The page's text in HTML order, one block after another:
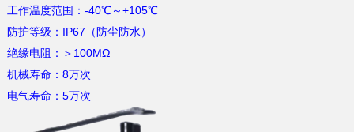
工作温度范围：-40℃～+105℃
防护等级：IP67（防尘防水）
绝缘电阻：＞100MΩ
机械寿命：8万次
电气寿命：5万次